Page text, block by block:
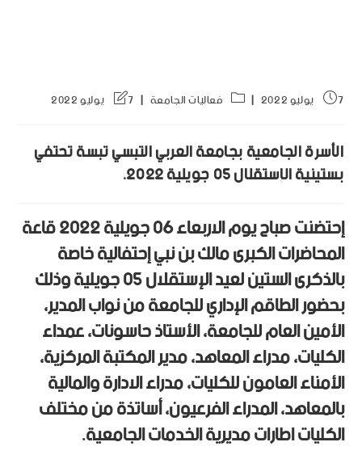
7 يوليو 2022 فعاليات الجامعة 7 يوليو 2022
الأسرة الجامعية بجامعة العربي التبسي تبسة تحتفي
بستينية الإستقلال 05 جويلية 2022.
إحتضنت صباح يوم الاربعاء 06 جويلية 2022 قاعة
المحاضرات الكبرى مالك بن نبي إحتفالية خاصة
بالذكرى الستين لعيد الإستقلال 05 جويلية وذلك
بحضور الطاقم الإداري للجامعة من نواب المدير،
الأمين العام للجامعة، الأستاذ حاسونات، عمداء
الكليات، مدراء المعاهد، مدير المكتبة المركزية،
الأمناء العامون للكليات، مدراء الادارة والمالية
بالمعاهد، المدراء الفرعيون، أساتذة من مختلف
الكليات اطارات مديرية الخدمات الجامعية.